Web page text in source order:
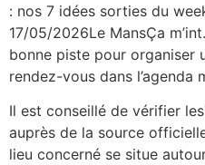
: nos 7 idées sorties du
17/05/2026Le MansÇa
bonne piste pour organiser
rendez-vous dans l’agenda
Il est conseillé de vérifier
auprès de la source
lieu concerné se situe